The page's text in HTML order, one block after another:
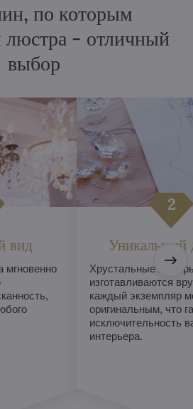
по которым
люстра - отличный
выбор
вид
мгновенно
Уникальный
Хрустальные
изготавливаются
каждый экземпляр
оригинальным, что
исключительность
интерьера.